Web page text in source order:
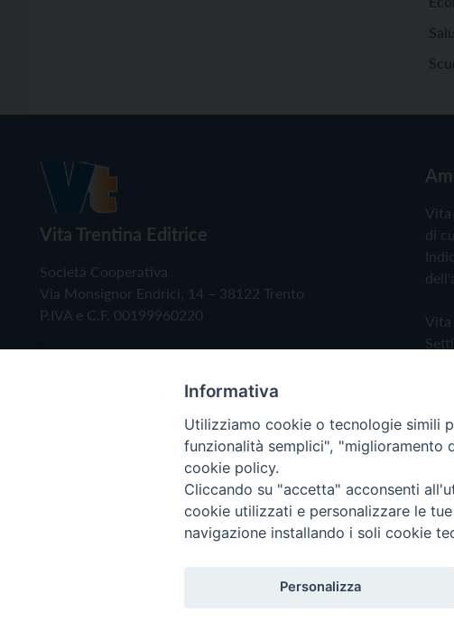
Vita Trentina Editrice
Società Cooperativa
Via Monsignor Endrici, 14 – 38122 Trento
P.IVA e C.F. 00199960220
di
Vita
Copyright © 2019 - Tutti i diritti riservati - Vita
Informativa
Utilizziamo cookie o tecnologie simili
funzionalità semplici", "miglioramento
cookie policy.
Cliccando su "accetta" acconsenti
cookie utilizzati e personalizzare le
navigazione installando i soli cookie
Personalizza